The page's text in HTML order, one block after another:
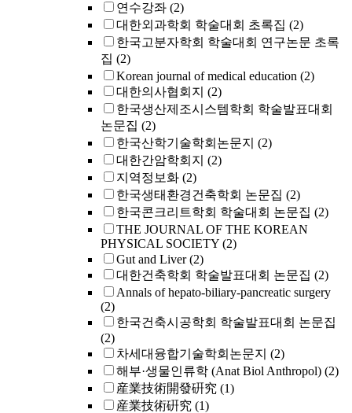
연수강좌 (2)
대한외과학회 학술대회 초록집 (2)
한국고분자학회 학술대회 연구논문 초록
집 (2)
Korean journal of medical education (2)
대한의사협회지 (2)
한국생산제조시스템학회 학술발표대회
논문집 (2)
한국산학기술학회논문지 (2)
대한간암학회지 (2)
지역정보화 (2)
한국생태환경건축학회 논문집 (2)
한국콘크리트학회 학술대회 논문집 (2)
THE JOURNAL OF THE KOREAN
PHYSICAL SOCIETY (2)
Gut and Liver (2)
대한건축학회 학술발표대회 논문집 (2)
Annals of hepato-biliary-pancreatic surgery
(2)
한국건축시공학회 학술발표대회 논문집
(2)
차세대융합기술학회논문지 (2)
해부·생물인류학 (Anat Biol Anthropol) (2)
産業技術開發硏究 (1)
産業技術硏究 (1)